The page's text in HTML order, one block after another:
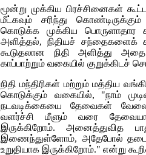
மூன்று முக்கிய பிரச்சினைகள்
மீட்கவும் சரிந்து
கொடுக்க முக்கிய
அளித்தல், நிதியச் சந்தைகளைக்
கூடுதலான நிதி அளித்து அதை
காப்பாற்றும் வகையில்
நிதி மந்திரிகள் மற்றும் மத்திய
கொடுக்கும் வகையில், "நாம்
நடவடிக்கையை தேவைகள்
வளர்ச்சி மீளும் வரை
இருக்கிறோம். அனைத்துவித
இணைந்துள்ளோம், அதேபோல்
உறுதியாக இருக்கிறோம்." என்று